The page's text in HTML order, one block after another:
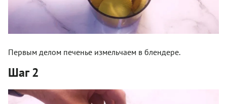
Первым делом печенье измельчаем в блендере.
Шаг 2